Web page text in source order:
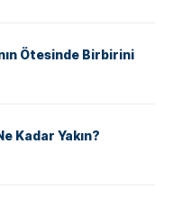
Ötesinde Birbirini
Kadar Yakın?